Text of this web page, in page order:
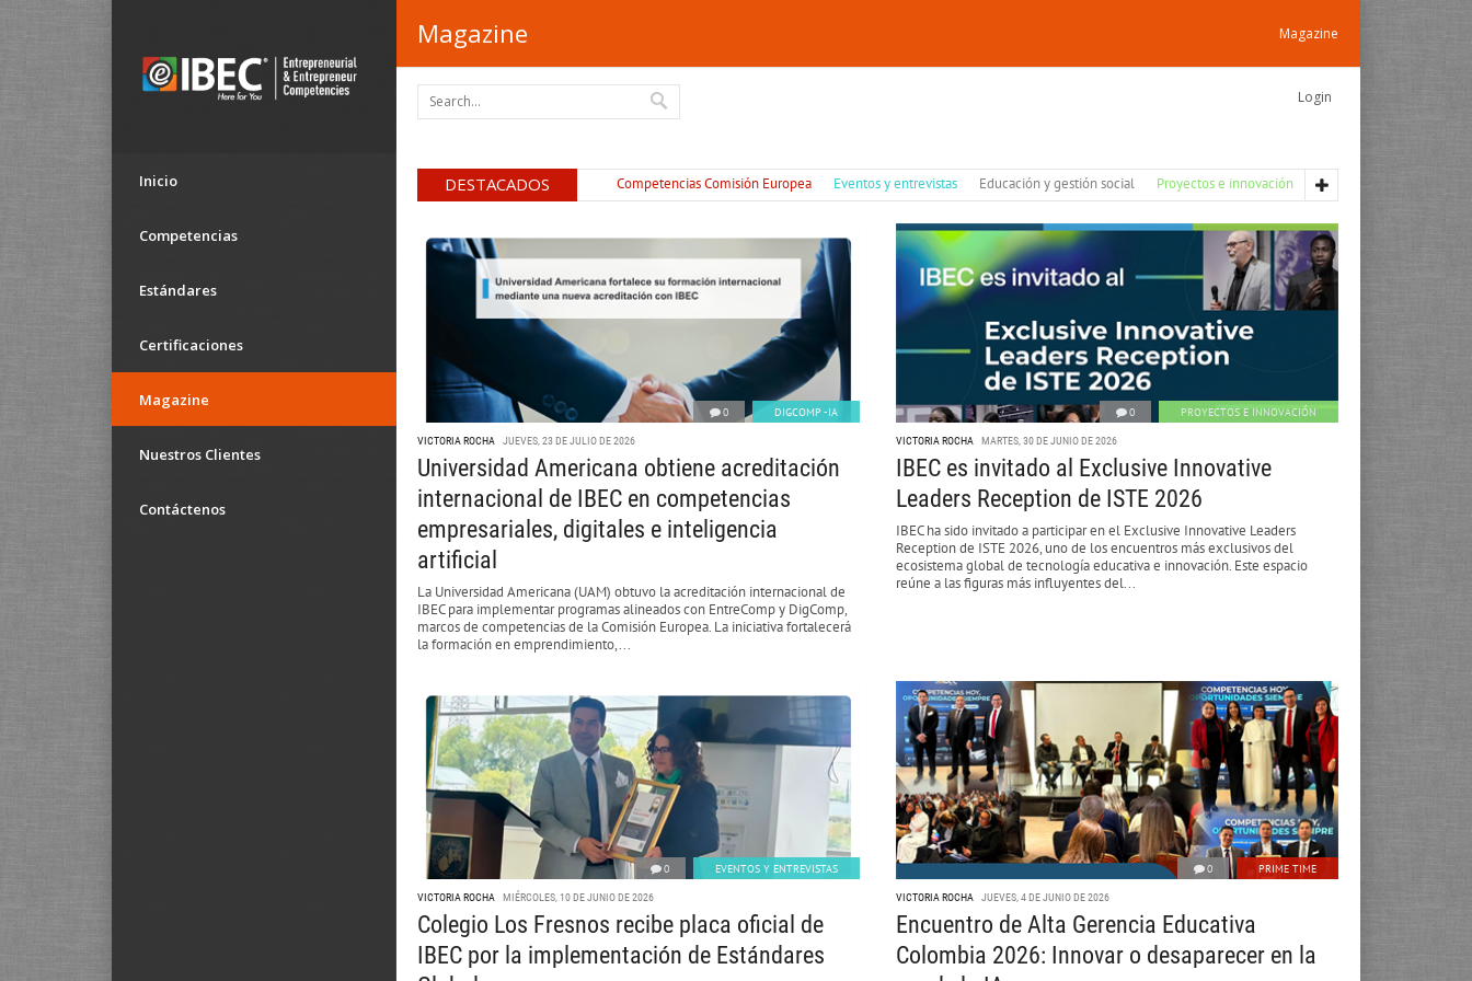
Inicio
Competencias
Estándares
Certificaciones
Magazine
Nuestros Clientes
Contáctenos
Magazine Magazine
Login
DESTACADOS Competencias Comisión Europea Eventos y entrevistas Educación y gestión social Proyectos e innovación
0 DIGCOMP -IA
VICTORIA ROCHA JUEVES, 23 DE JULIO DE 2026
Universidad Americana obtiene acreditación
internacional de IBEC en competencias
empresariales, digitales e inteligencia
artificial
La Universidad Americana (UAM) obtuvo la acreditación internacional de
IBEC para implementar programas alineados con EntreComp y DigComp,
marcos de competencias de la Comisión Europea. La iniciativa fortalecerá
la formación en emprendimiento,...
0 PROYECTOS E INNOVACIÓN
VICTORIA ROCHA MARTES, 30 DE JUNIO DE 2026
IBEC es invitado al Exclusive Innovative
Leaders Reception de ISTE 2026
IBEC ha sido invitado a participar en el Exclusive Innovative Leaders
Reception de ISTE 2026, uno de los encuentros más exclusivos del
ecosistema global de tecnología educativa e innovación. Este espacio
reúne a las figuras más influyentes del...
0 EVENTOS Y ENTREVISTAS
VICTORIA ROCHA MIÉRCOLES, 10 DE JUNIO DE 2026
Colegio Los Fresnos recibe placa oficial de
IBEC por la implementación de Estándares
0 PRIME TIME
VICTORIA ROCHA JUEVES, 4 DE JUNIO DE 2026
Encuentro de Alta Gerencia Educativa
Colombia 2026: Innovar o desaparecer en la